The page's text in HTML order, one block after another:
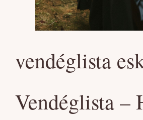
vendéglista
Vendéglista –